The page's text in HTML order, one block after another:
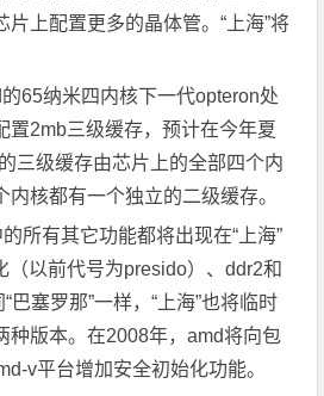
片上配置更多的晶体管。“上海”将
的65纳米四内核下一代opteron处
置2mb三级缓存，预计在今年夏
三级缓存由芯片上的全部四个内
核都有一个独立的二级缓存。
的所有其它功能都将出现在“上海”
（以前代号为presido）、ddr2和
巴塞罗那”一样，“上海”也将临时
种版本。在2008年，amd将向包
v平台增加安全初始化功能。